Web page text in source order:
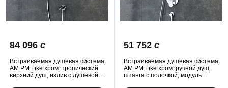
84 096 c
Встраиваемая душевая система
AM.PM Like хром: тропический
верхний душ, излив с душевой
51 752 c
Встраиваемая душевая система
AM.PM Like хром: ручной душ,
штанга с полочкой, модуль